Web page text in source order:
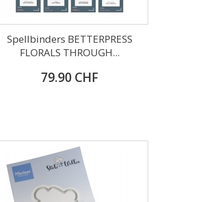
Spellbinders BETTERPRESS
FLORALS THROUGH...
79.90 CHF